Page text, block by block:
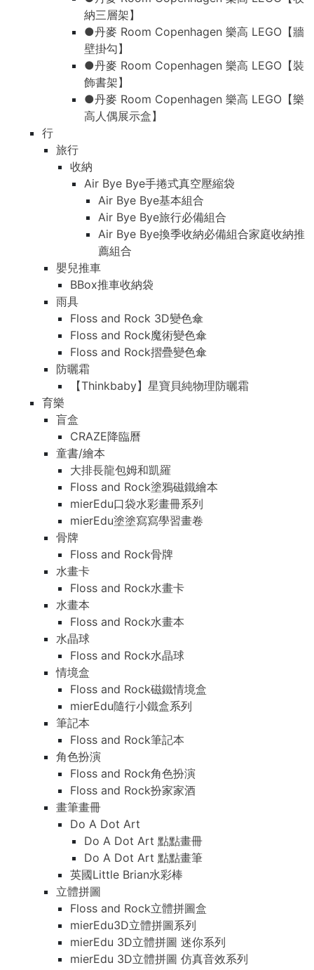
納三層架】
●丹麥 Room Copenhagen 樂高 LEGO【牆
壁掛勾】
●丹麥 Room Copenhagen 樂高 LEGO【裝
飾書架】
●丹麥 Room Copenhagen 樂高 LEGO【樂
高人偶展示盒】
行
旅行
收納
Air Bye Bye手捲式真空壓縮袋
Air Bye Bye基本組合
Air Bye Bye旅行必備組合
Air Bye Bye換季收納必備組合家庭收納推
薦組合
嬰兒推車
BBox推車收納袋
雨具
Floss and Rock 3D變色傘
Floss and Rock魔術變色傘
Floss and Rock摺疊變色傘
防曬霜
【Thinkbaby】星寶貝純物理防曬霜
育樂
盲盒
CRAZE降臨曆
童書/繪本
大排長龍包姆和凱羅
Floss and Rock塗鴉磁鐵繪本
mierEdu口袋水彩畫冊系列
mierEdu塗塗寫寫學習畫卷
骨牌
Floss and Rock骨牌
水畫卡
Floss and Rock水畫卡
水畫本
Floss and Rock水畫本
水晶球
Floss and Rock水晶球
情境盒
Floss and Rock磁鐵情境盒
mierEdu隨行小鐵盒系列
筆記本
Floss and Rock筆記本
角色扮演
Floss and Rock角色扮演
Floss and Rock扮家家酒
畫筆畫冊
Do A Dot Art
Do A Dot Art 點點畫冊
Do A Dot Art 點點畫筆
英國Little Brian水彩棒
立體拼圖
Floss and Rock立體拼圖盒
mierEdu3D立體拼圖系列
mierEdu 3D立體拼圖 迷你系列
mierEdu 3D立體拼圖 仿真音效系列